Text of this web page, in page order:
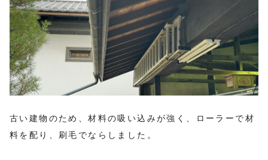
古い建物のため、材料の吸い込みが強く、ローラーで材
料を配り、刷毛でならしました。